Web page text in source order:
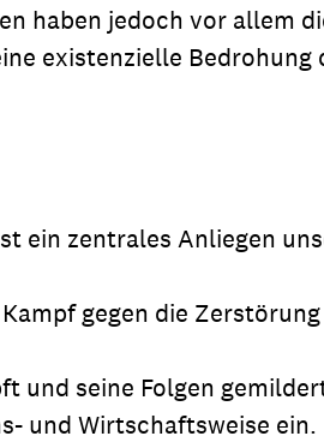
haben jedoch vor allem
existenzielle Bedrohung
ein zentrales Anliegen
gegen die
und seine Folgen
und Wirtschaftsweise ein.